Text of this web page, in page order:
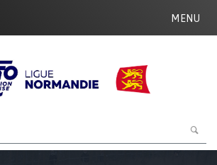
MENU